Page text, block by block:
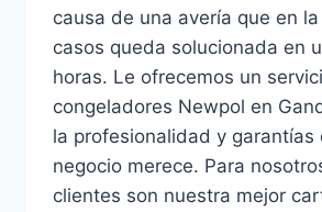
causa de una avería que en
casos queda solucionada en
horas. Le ofrecemos un
congeladores Newpol en
la profesionalidad y garantías
negocio merece. Para
clientes son nuestra mejor